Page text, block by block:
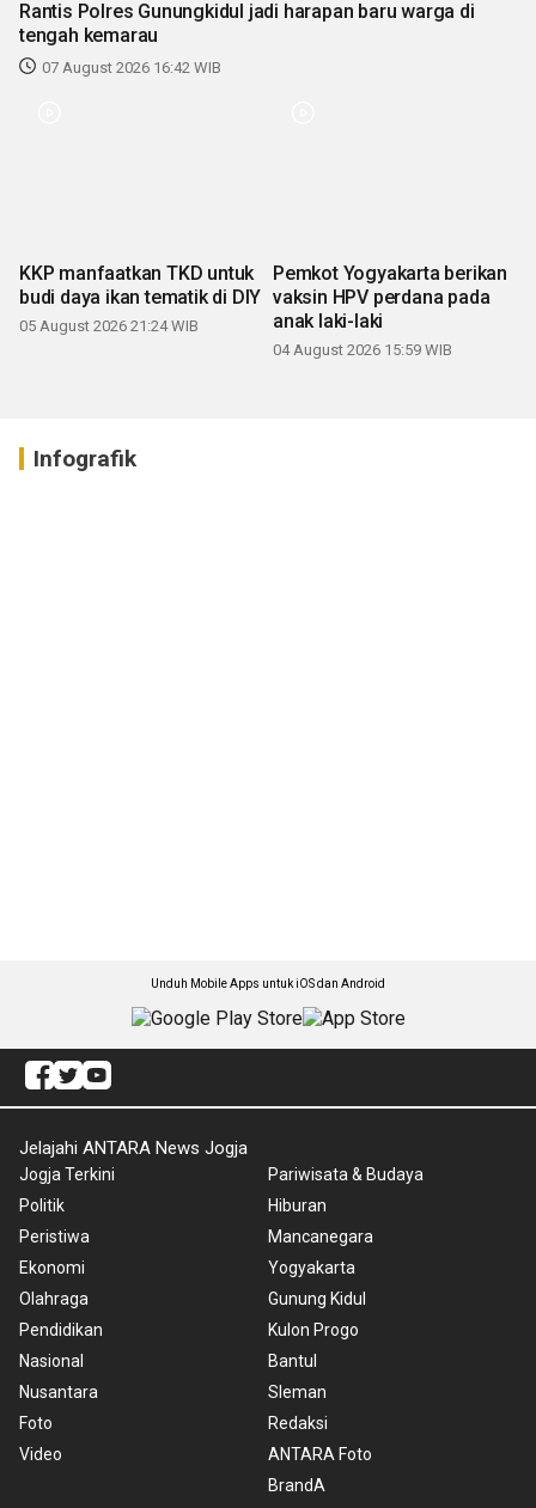
Rantis Polres Gunungkidul jadi harapan baru warga di
tengah kemarau
07 August 2026 16:42 WIB
KKP manfaatkan TKD untuk
budi daya ikan tematik di DIY
05 August 2026 21:24 WIB
Pemkot Yogyakarta berikan
vaksin HPV perdana pada
anak laki-laki
04 August 2026 15:59 WIB
Infografik
Unduh Mobile Apps untuk iOS dan Android
Jelajahi ANTARA News Jogja
Jogja Terkini
Politik
Peristiwa
Ekonomi
Olahraga
Pendidikan
Nasional
Nusantara
Foto
Video
Pariwisata & Budaya
Hiburan
Mancanegara
Yogyakarta
Gunung Kidul
Kulon Progo
Bantul
Sleman
Redaksi
ANTARA Foto
BrandA